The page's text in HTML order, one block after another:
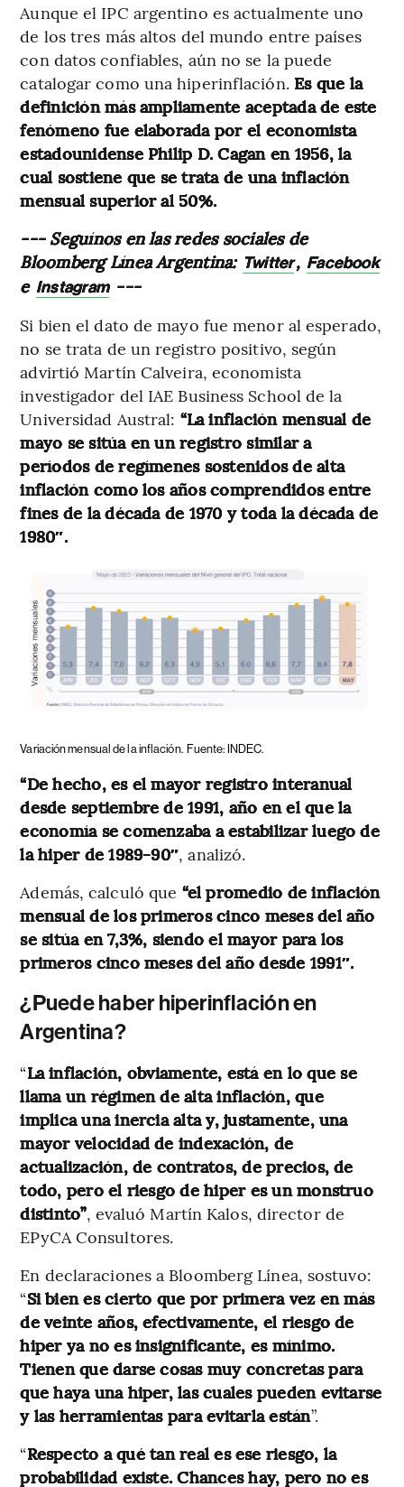
Aunque el IPC argentino es actualmente uno
de los tres más altos del mundo entre países
con datos confiables, aún no se la puede
catalogar como una hiperinflación. Es que la
definición más ampliamente aceptada de este
fenómeno fue elaborada por el economista
estadounidense Philip D. Cagan en 1956, la
cual sostiene que se trata de una inflación
mensual superior al 50%.
--- Seguínos en las redes sociales de
Bloomberg Línea Argentina: Twitter, Facebook
e Instagram ---
Si bien el dato de mayo fue menor al esperado,
no se trata de un registro positivo, según
advirtió Martín Calveira, economista
investigador del IAE Business School de la
Universidad Austral: “La inflación mensual de
mayo se sitúa en un registro similar a
períodos de regímenes sostenidos de alta
inflación como los años comprendidos entre
fines de la década de 1970 y toda la década de
1980″.
Variación mensual de la inflación. Fuente: INDEC.
“De hecho, es el mayor registro interanual
desde septiembre de 1991, año en el que la
economía se comenzaba a estabilizar luego de
la hiper de 1989-90″, analizó.
Además, calculó que “el promedio de inflación
mensual de los primeros cinco meses del año
se sitúa en 7,3%, siendo el mayor para los
primeros cinco meses del año desde 1991″.
¿Puede haber hiperinflación en
Argentina?
“La inflación, obviamente, está en lo que se
llama un régimen de alta inflación, que
implica una inercia alta y, justamente, una
mayor velocidad de indexación, de
actualización, de contratos, de precios, de
todo, pero el riesgo de hiper es un monstruo
distinto”, evaluó Martín Kalos, director de
EPyCA Consultores.
En declaraciones a Bloomberg Línea, sostuvo:
“Si bien es cierto que por primera vez en más
de veinte años, efectivamente, el riesgo de
hiper ya no es insignificante, es mínimo.
Tienen que darse cosas muy concretas para
que haya una hiper, las cuales pueden evitarse
y las herramientas para evitarla están”.
“Respecto a qué tan real es ese riesgo, la
probabilidad existe. Chances hay, pero no es